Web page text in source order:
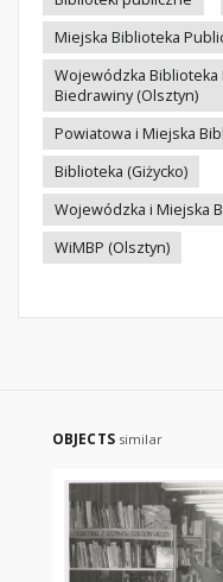
Miejska Biblioteka
Wojewódzka Biblioteka
Biedrawiny (Olsztyn)
Powiatowa i Miejska
Biblioteka (Giżycko)
Wojewódzka i Miejska
WiMBP (Olsztyn)
OBJECTS similar